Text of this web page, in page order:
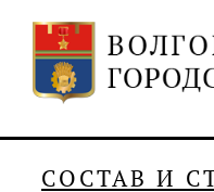
СОСТАВ И